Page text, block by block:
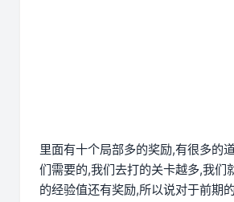
里面有十个局部多的奖励,有很多的
们需要的,我们去打的关卡越多,我们
的经验值还有奖励,所以说对于前期